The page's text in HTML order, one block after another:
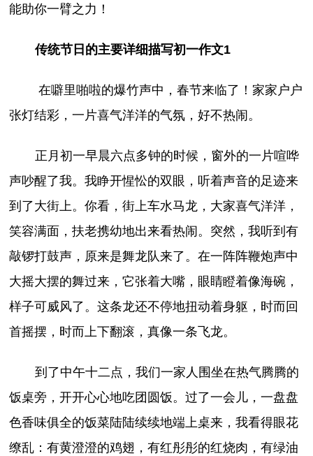
能助你一臂之力！
传统节日的主要详细描写初一作文1
在噼里啪啦的爆竹声中，春节来临了！家家户户
张灯结彩，一片喜气洋洋的气氛，好不热闹。
正月初一早晨六点多钟的时候，窗外的一片喧哗
声吵醒了我。我睁开惺忪的双眼，听着声音的足迹来
到了大街上。你看，街上车水马龙，大家喜气洋洋，
笑容满面，扶老携幼地出来看热闹。突然，我听到有
敲锣打鼓声，原来是舞龙队来了。在一阵阵鞭炮声中
大摇大摆的舞过来，它张着大嘴，眼睛瞪着像海碗，
样子可威风了。这条龙还不停地扭动着身躯，时而回
首摇摆，时而上下翻滚，真像一条飞龙。
到了中午十二点，我们一家人围坐在热气腾腾的
饭桌旁，开开心心地吃团圆饭。过了一会儿，一盘盘
色香味俱全的饭菜陆陆续续地端上桌来，我看得眼花
缭乱：有黄澄澄的鸡翅，有红彤彤的红烧肉，有绿油